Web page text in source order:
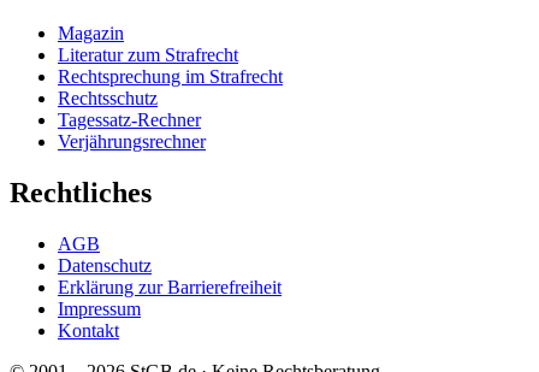
Magazin
Literatur zum Strafrecht
Rechtsprechung im Strafrecht
Rechtsschutz
Tagessatz-Rechner
Verjährungsrechner
Rechtliches
AGB
Datenschutz
Erklärung zur Barrierefreiheit
Impressum
Kontakt